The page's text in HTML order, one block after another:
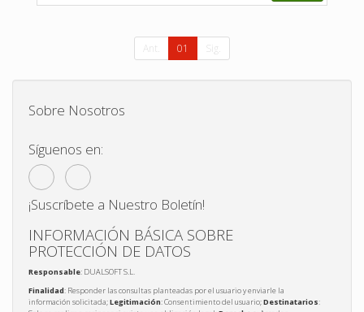
Ant. 01 Sig.
Sobre Nosotros
Síguenos en:
¡Suscríbete a Nuestro Boletín!
INFORMACIÓN BÁSICA SOBRE
PROTECCIÓN DE DATOS
Responsable: DUALSOFT S.L.
Finalidad: Responder las consultas planteadas por el usuario y enviarle la
información solicitada;Legitimación: Consentimiento del usuario;Destinatarios: